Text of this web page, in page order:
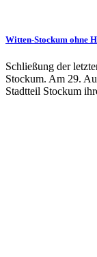
Witten-Stockum ohne
Schließung der
Stockum. Am 29.
Stadtteil Stockum